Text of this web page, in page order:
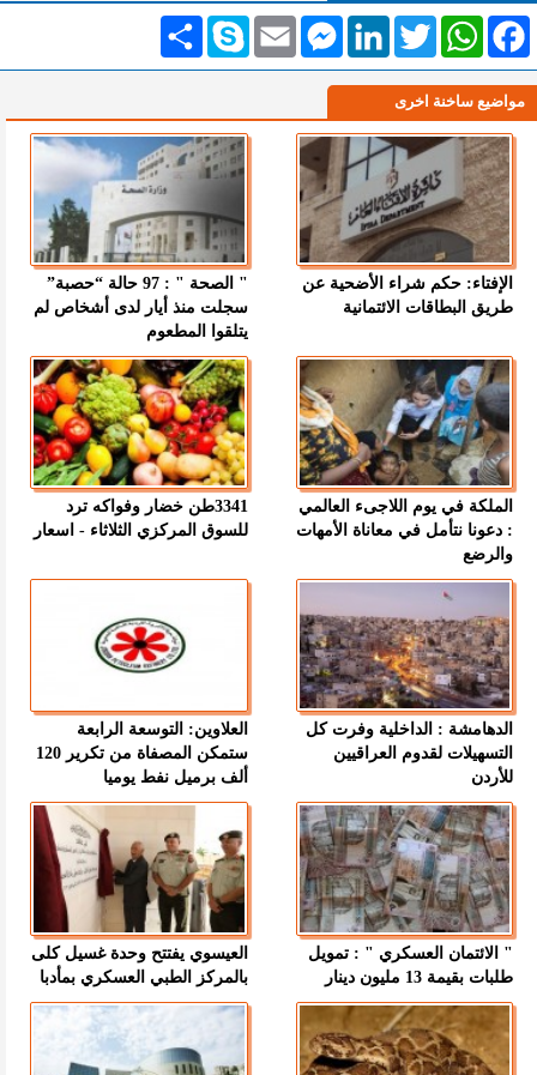
انشر Skype Email
MessengerLinkedInTwitterWhatsAppFacebook
مواضيع ساخنة اخرى
الإفتاء: حكم شراء الأضحية عن
طريق البطاقات الائتمانية
" الصحة " : 97 حالة “حصبة”
سجلت منذ أيار لدى أشخاص لم
يتلقوا المطعوم
الملكة في يوم اللاجىء العالمي
: دعونا نتأمل في معاناة الأمهات
والرضع
3341طن خضار وفواكه ترد
للسوق المركزي الثلاثاء - اسعار
الدهامشة : الداخلية وفرت كل
التسهيلات لقدوم العراقيين
للأردن
العلاوين: التوسعة الرابعة
ستمكن المصفاة من تكرير 120
ألف برميل نفط يوميا
" الائتمان العسكري " : تمويل
طلبات بقيمة 13 مليون دينار
العيسوي يفتتح وحدة غسيل كلى
بالمركز الطبي العسكري بمأدبا